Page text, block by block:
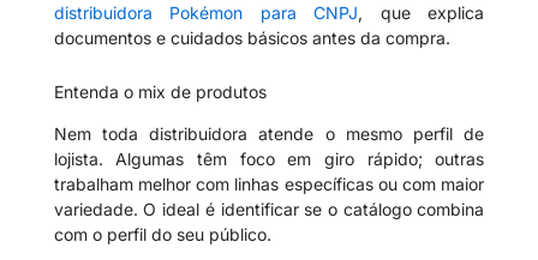
distribuidora Pokémon para CNPJ, que explica
documentos e cuidados básicos antes da compra.
Entenda o mix de produtos
Nem toda distribuidora atende o mesmo perfil de
lojista. Algumas têm foco em giro rápido; outras
trabalham melhor com linhas específicas ou com maior
variedade. O ideal é identificar se o catálogo combina
com o perfil do seu público.